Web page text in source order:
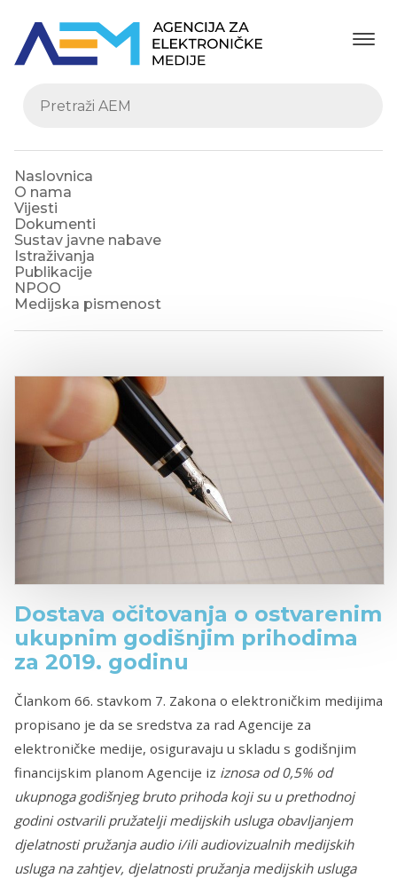
Naslovnica
O nama
Vijesti
Dokumenti
Sustav javne nabave
Istraživanja
Publikacije
NPOO
Medijska pismenost
Dostava očitovanja o ostvarenim
ukupnim godišnjim prihodima
za 2019. godinu
Člankom 66. stavkom 7. Zakona o elektroničkim medijima
propisano je da se sredstva za rad Agencije za
elektroničke medije, osiguravaju u skladu s godišnjim
financijskim planom Agencije iz iznosa od 0,5% od
ukupnoga godišnjeg bruto prihoda koji su u prethodnoj
godini ostvarili pružatelji medijskih usluga obavljanjem
djelatnosti pružanja audio i/ili audiovizualnih medijskih
usluga na zahtjev, djelatnosti pružanja medijskih usluga